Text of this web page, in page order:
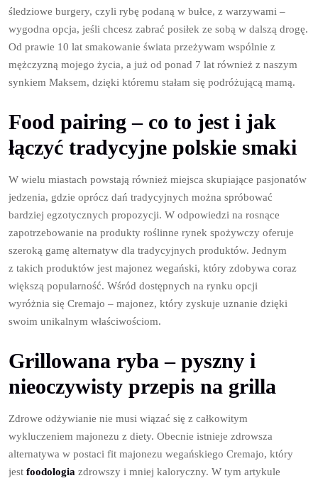
śledziowe burgery, czyli rybę podaną w bułce, z warzywami –
wygodna opcja, jeśli chcesz zabrać posiłek ze sobą w dalszą drogę.
Od prawie 10 lat smakowanie świata przeżywam wspólnie z
mężczyzną mojego życia, a już od ponad 7 lat również z naszym
synkiem Maksem, dzięki któremu stałam się podróżującą mamą.
Food pairing – co to jest i jak
łączyć tradycyjne polskie smaki
W wielu miastach powstają również miejsca skupiające pasjonatów
jedzenia, gdzie oprócz dań tradycyjnych można spróbować
bardziej egzotycznych propozycji. W odpowiedzi na rosnące
zapotrzebowanie na produkty roślinne rynek spożywczy oferuje
szeroką gamę alternatyw dla tradycyjnych produktów. Jednym
z takich produktów jest majonez wegański, który zdobywa coraz
większą popularność. Wśród dostępnych na rynku opcji
wyróżnia się Cremajo – majonez, który zyskuje uznanie dzięki
swoim unikalnym właściwościom.
Grillowana ryba – pyszny i
nieoczywisty przepis na grilla
Zdrowe odżywianie nie musi wiązać się z całkowitym
wykluczeniem majonezu z diety. Obecnie istnieje zdrowsza
alternatywa w postaci fit majonezu wegańskiego Cremajo, który
jest foodologia zdrowszy i mniej kaloryczny. W tym artykule